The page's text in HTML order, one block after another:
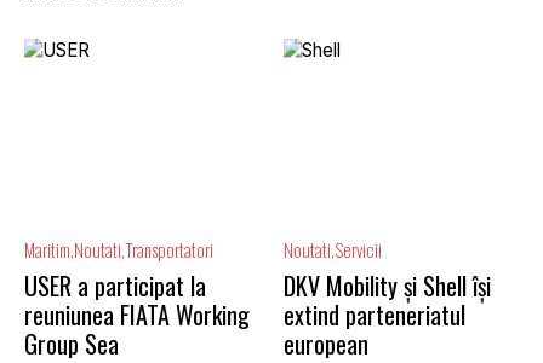
Maritim NoutatiTransportatori
USER a participat la
reuniunea FIATA Working
Group Sea
Noutati Servicii
DKV Mobility și Shell își
extind parteneriatul
european